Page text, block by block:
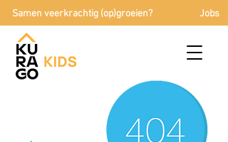
Samen veerkrachtig (op)groeien? Jobs